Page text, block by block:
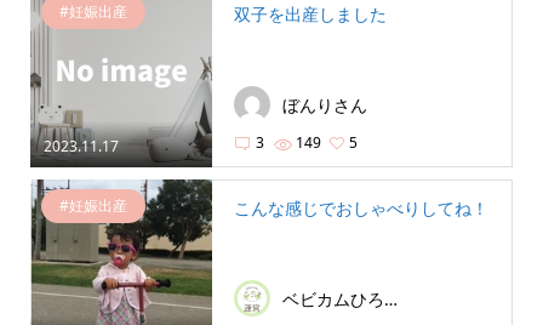
2023.11.17
#妊娠出産 双子を出産しました
ぼんりさん
3 149 5
#妊娠出産 こんな感じでおしゃべりしてね！
ベビカムひろば運営局